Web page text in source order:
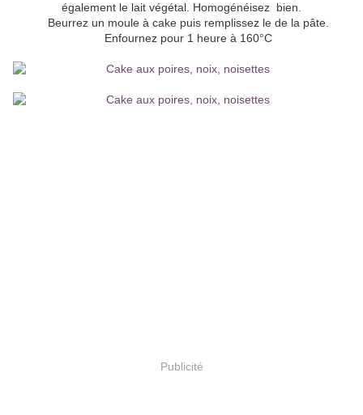
également le lait végétal. Homogénéisez bien.
Beurrez un moule à cake puis remplissez le de la pâte.
Enfournez pour 1 heure à 160°C
Publicité